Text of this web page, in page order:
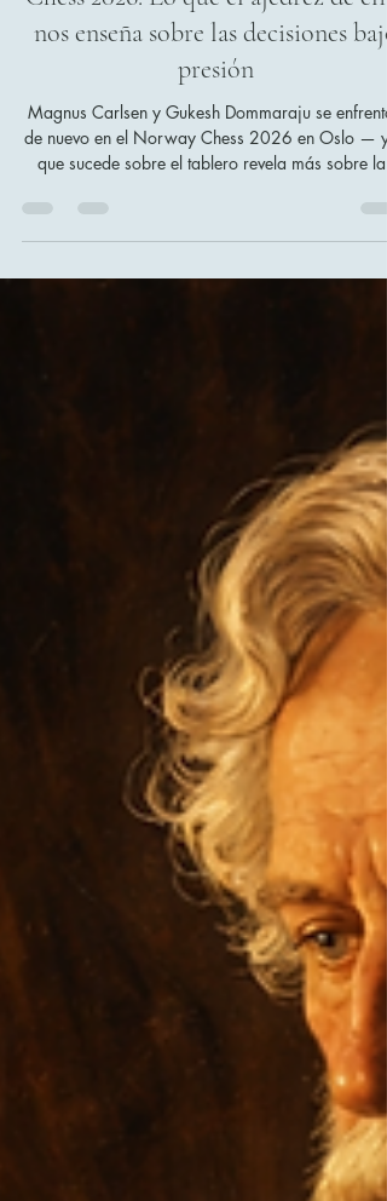
Carlsen contra Gukesh en el
Chess 2026: Lo que el ajedrez de
nos enseña sobre las decisiones bajo
presión
Magnus Carlsen y Gukesh Dommaraju se
decisiones bajo presión que la mayoría de los
de psicología. Este artículo analiza las trampas